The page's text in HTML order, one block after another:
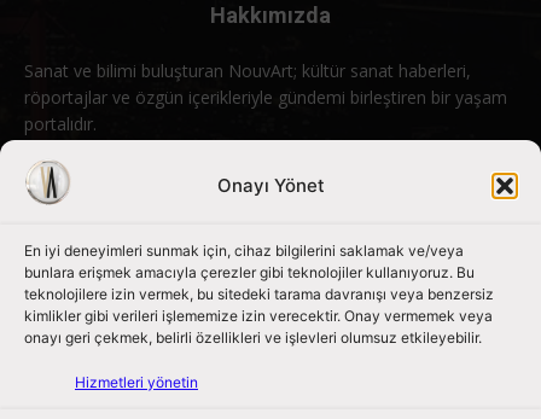
Onayı Yönet
En iyi deneyimleri sunmak için, cihaz bilgilerini saklamak ve/veya
bunlara erişmek amacıyla çerezler gibi teknolojiler kullanıyoruz. Bu
teknolojilere izin vermek, bu sitedeki tarama davranışı veya benzersiz
kimlikler gibi verileri işlememize izin verecektir. Onay vermemek veya
onayı geri çekmek, belirli özellikleri ve işlevleri olumsuz etkileyebilir.
Hizmetleri yönetin
Hakkımızda
Sanat ve bilimi buluşturan NouvArt; kültür sanat haberleri,
röportajlar ve özgün içerikleriyle gündemi birleştiren bir yaşam
portalıdır.
Bizimle iletişime geçin: info@nouvart.net
Bizi Takip Edin